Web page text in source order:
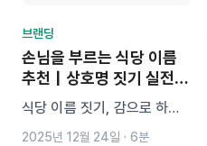
브랜딩
손님을 부르는 식당 이름
추천｜상호명 짓기 실전
가이드
식당 이름 짓기, 감으로 하지
마세요. 예쁘기만 한 상호명은
2025년 12월 24일 · 6분